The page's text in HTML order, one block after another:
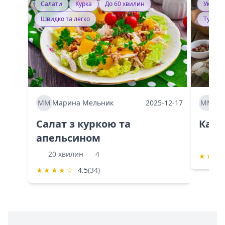
Салати Курка
До 60 хвилин
Швидко та легко
ММ Марина Мельник 2025-12-17
Салат з куркою та
апельсином
20 хвилин
4
★ ★ ★ ★ ☆ 4.5(34)
ММ
★ ★